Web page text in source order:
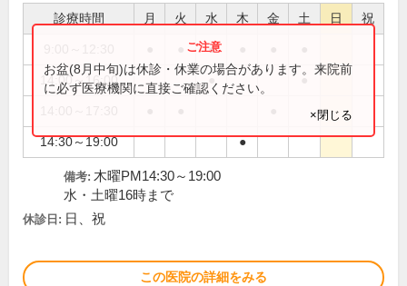
診療時間 月 火 水 木 金 土 日 祝
●
14:00～16:00 ● ●
14:30～19:00 ●
お盆(8月中旬)は休診・休業の場合があります。来院前
に必ず医療機関に直接ご確認ください。
×閉じる
備考: 木曜PM14:30～19:00
水・土曜16時まで
休診日: 日、祝
この医院の詳細をみる